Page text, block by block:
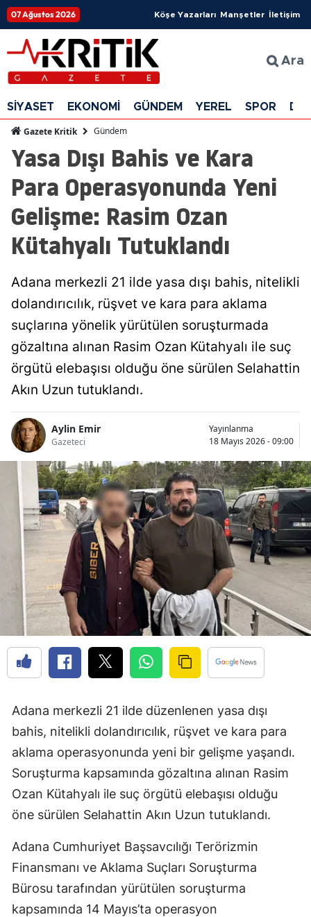
07 Ağustos 2026 Köşe Yazarları Manşetler İletişim
Ara
SİYASET EKONOMİ GÜNDEM YEREL SPOR
Gazete Kritik Gündem
Yasa Dışı Bahis ve Kara
Para Operasyonunda Yeni
Gelişme: Rasim Ozan
Kütahyalı Tutuklandı
Adana merkezli 21 ilde yasa dışı bahis, nitelikli
dolandırıcılık, rüşvet ve kara para aklama
suçlarına yönelik yürütülen soruşturmada
gözaltına alınan Rasim Ozan Kütahyalı ile suç
örgütü elebaşısı olduğu öne sürülen Selahattin
Akın Uzun tutuklandı.
Aylin Emir
Gazeteci
Yayınlanma
18 Mayıs 2026 - 09:00
Adana merkezli 21 ilde düzenlenen yasa dışı
bahis, nitelikli dolandırıcılık, rüşvet ve kara para
aklama operasyonunda yeni bir gelişme yaşandı.
Soruşturma kapsamında gözaltına alınan Rasim
Ozan Kütahyalı ile suç örgütü elebaşısı olduğu
öne sürülen Selahattin Akın Uzun tutuklandı.
Adana Cumhuriyet Başsavcılığı Terörizmin
Finansmanı ve Aklama Suçları Soruşturma
Bürosu tarafından yürütülen soruşturma
kapsamında 14 Mayıs’ta operasyon